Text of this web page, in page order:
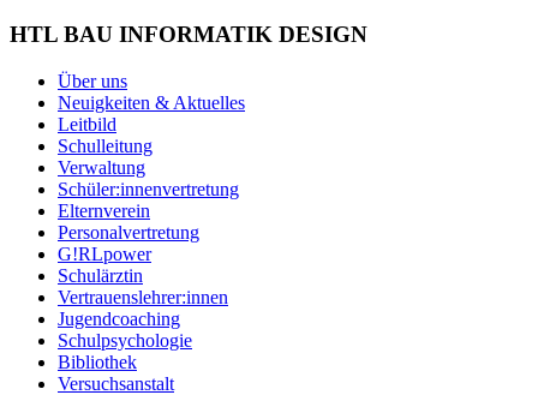
HTL BAU INFORMATIK DESIGN
Über uns
Neuigkeiten & Aktuelles
Leitbild
Schulleitung
Verwaltung
Schüler:innenvertretung
Elternverein
Personalvertretung
G!RLpower
Schulärztin
Vertrauenslehrer:innen
Jugendcoaching
Schulpsychologie
Bibliothek
Versuchsanstalt